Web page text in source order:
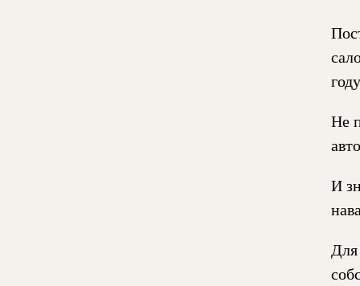
Не
И
Для